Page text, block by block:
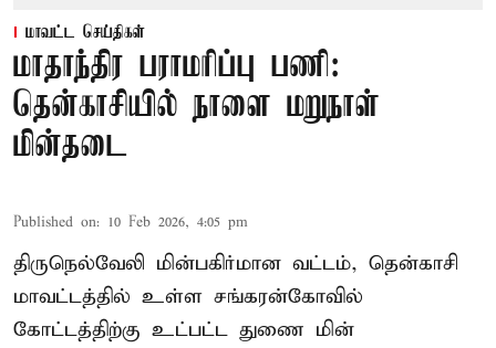
மாவட்ட செய்திகள்
மாதாந்திர பராமரிப்பு பணி:
தென்காசியில் நாளை மறுநாள்
மின்தடை
Published on: 10 Feb 2026, 4:05 pm
திருநெல்வேலி மின்பகிர்மான வட்டம், தென்காசி
மாவட்டத்தில் உள்ள சங்கரன்கோவில்
கோட்டத்திற்கு உட்பட்ட துணை மின்